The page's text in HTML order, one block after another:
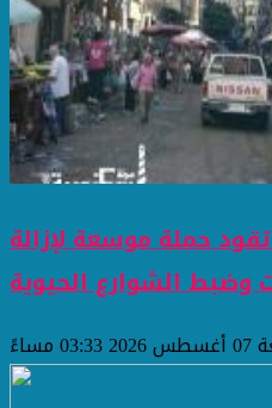
حملة موسعة لإزالة
وضبط الشوارع الحيوية
مساءً